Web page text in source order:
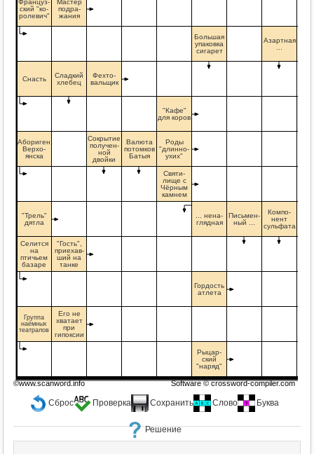
Сброс Проверка Сохранить Слово Буква
Решение
Француз-
ский "ко-
ролевич"
Мастер
подра-
жания
Большая
упаковка
сигарет
Азартная
Снасть
Сладкий
хлебец
Фехто-
вальщик
"Кафе"
для коров
Абориген
Верхо-
янска
Сокрытие
получен-
ной
двойки
Валюта
потомков
Батыя
Роды
"длинно-
ухих"
Святи-
лище с
Чёрным
камнем
"Трель"
дятла
... нена-
глядная
Письмен-
ный ...
Компо-
нент
сульфата
Селится
на
птичьем
базаре
"Гость",
приехав-
ший на
танке
Гордость
атлета
Группа
наёмных
театралов
Его не
хватает
при
гипоксии
Рыцар-
ский
"наряд"
©www.scanword.info Software ©crossword-compiler.com